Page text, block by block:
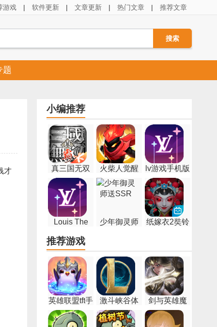
游戏 | 软件更新 | 文章更新 | 热门文章 | 推荐文章
题
才
小编推荐
真三国无双
霸官方版
火柴人觉醒
官方版
lv游戏手机版
Louis The
少年御灵师
纸嫁衣2奘铃
推荐游戏
英雄联盟tft手
游
激斗峡谷体
验服
剑与英雄魔
族抗争手游